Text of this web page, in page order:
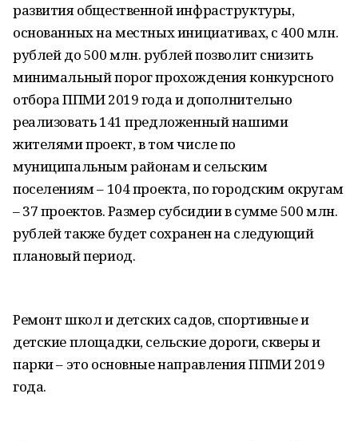
развития общественной инфраструктуры,
основанных на местных инициативах, с 400 млн.
рублей до 500 млн. рублей позволит снизить
минимальный порог прохождения конкурсного
отбора ППМИ 2019 года и дополнительно
реализовать 141 предложенный нашими
жителями проект, в том числе по
муниципальным районам и сельским
поселениям – 104 проекта, по городским округам
– 37 проектов. Размер субсидии в сумме 500 млн.
рублей также будет сохранен на следующий
плановый период.
Ремонт школ и детских садов, спортивные и
детские площадки, сельские дороги, скверы и
парки – это основные направления ППМИ 2019
года.